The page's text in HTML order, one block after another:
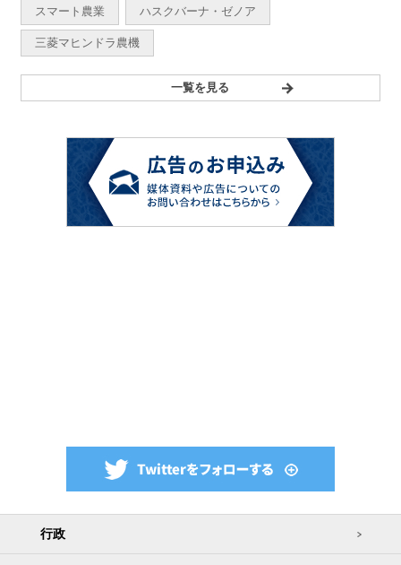
スマート農業 ハスクバーナ・ゼノア
三菱マヒンドラ農機
一覧を見る
行政